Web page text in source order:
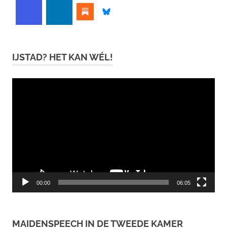
IJSTAD? HET KAN WÉL!
00:00 06:05
MAIDENSPEECH IN DE TWEEDE KAMER